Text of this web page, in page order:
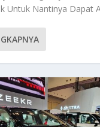
Untuk Nantinya Dapat